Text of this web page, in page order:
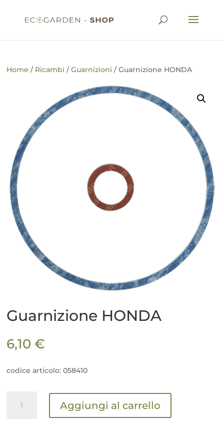
Home / Ricambi /Guarnizioni / Guarnizione HONDA
Guarnizione HONDA
6,10€
codice articolo: 058410
Guarnizione
HONDA
Aggiungi al carrello